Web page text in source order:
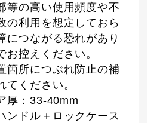
等の高い使用頻度や不
の利用を想定しておら
につながる恐れがあり
お控えください。
箇所につぶれ防止の補
てください。
厚：33-40mm
ンドル＋ロックケース